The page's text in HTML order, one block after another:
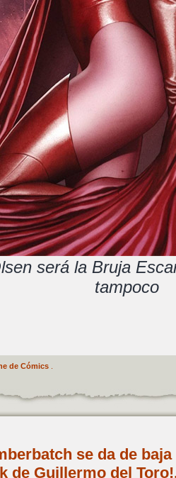
será la Bruja
tampoco
de Cómics.
se da de
de Guillermo del